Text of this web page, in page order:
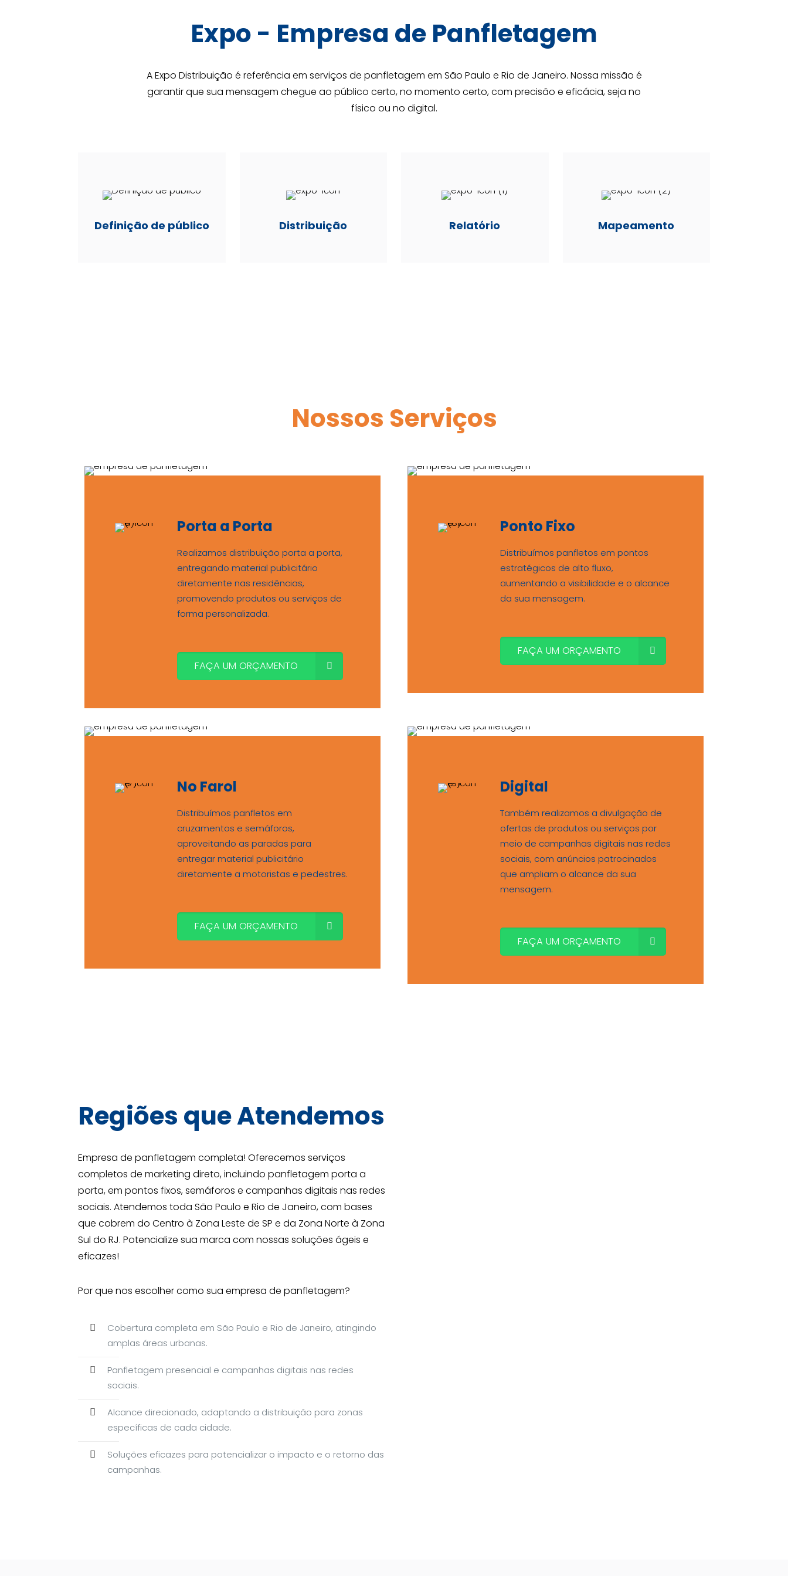
Expo - Empresa de Panfletagem
A Expo Distribuição é referência em serviços de panfletagem em São Paulo e Rio de Janeiro. Nossa missão é
garantir que sua mensagem chegue ao público certo, no momento certo, com precisão e eficácia, seja no
físico ou no digital.
Definição de público Distribuição Relatório Mapeamento
Nossos Serviços
Porta a Porta
Realizamos distribuição porta a porta,
entregando material publicitário
diretamente nas residências,
promovendo produtos ou serviços de
forma personalizada.
FAÇA UM ORÇAMENTO
Ponto Fixo
Distribuímos panfletos em pontos
estratégicos de alto fluxo,
aumentando a visibilidade e o alcance
da sua mensagem.
FAÇA UM ORÇAMENTO
No Farol
Distribuímos panfletos em
cruzamentos e semáforos,
aproveitando as paradas para
entregar material publicitário
diretamente a motoristas e pedestres.
FAÇA UM ORÇAMENTO
Digital
Também realizamos a divulgação de
ofertas de produtos ou serviços por
meio de campanhas digitais nas redes
sociais, com anúncios patrocinados
que ampliam o alcance da sua
mensagem.
FAÇA UM ORÇAMENTO
Regiões queAtendemos
Empresa de panfletagem completa! Oferecemos serviços
completos de marketing direto, incluindo panfletagem porta a
porta, em pontos fixos, semáforos e campanhas digitais nas redes
sociais. Atendemos toda São Paulo e Rio de Janeiro, com bases
que cobrem do Centro à Zona Leste de SP e da Zona Norte à Zona
Sul do RJ. Potencialize sua marca com nossas soluções ágeis e
eficazes!
Por que nos escolher como sua empresa de panfletagem?
Cobertura completa em São Paulo e Rio de Janeiro, atingindo
amplas áreas urbanas.
Panfletagem presencial e campanhas digitais nas redes
sociais.
Alcance direcionado, adaptando a distribuição para zonas
específicas de cada cidade.
Soluções eficazes para potencializar o impacto e o retorno das
campanhas.